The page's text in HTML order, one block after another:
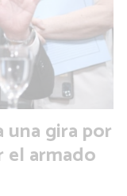
una gira por
armado